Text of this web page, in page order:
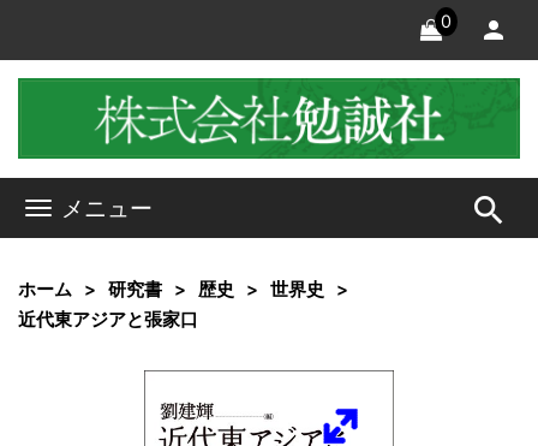
0
メニュー search
ホーム 研究書 歴史
世界史
近代東アジアと張家口